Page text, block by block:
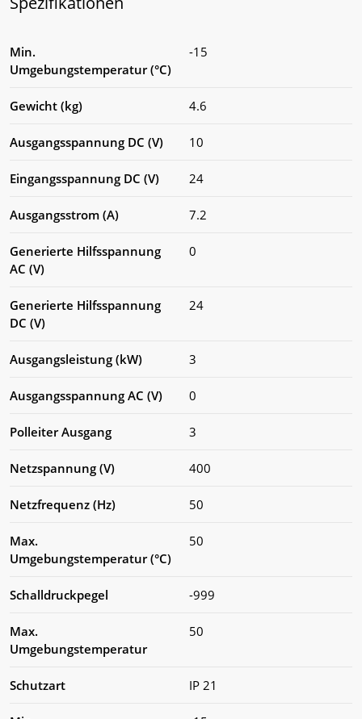
Min.
Umgebungstemperatur (°C)
-15
Gewicht (kg) 4.6
Ausgangsspannung DC (V) 10
Eingangsspannung DC (V) 24
Ausgangsstrom (A) 7.2
Generierte Hilfsspannung
AC (V)
0
Generierte Hilfsspannung
DC (V)
24
Ausgangsleistung (kW) 3
Ausgangsspannung AC (V) 0
Polleiter Ausgang 3
Netzspannung (V) 400
Netzfrequenz (Hz) 50
Max.
Umgebungstemperatur (°C)
50
Schalldruckpegel -999
Max.
Umgebungstemperatur
50
Schutzart IP 21